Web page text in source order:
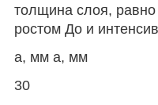
толщина слоя, равно
ростом До и
а, мм а, мм
30